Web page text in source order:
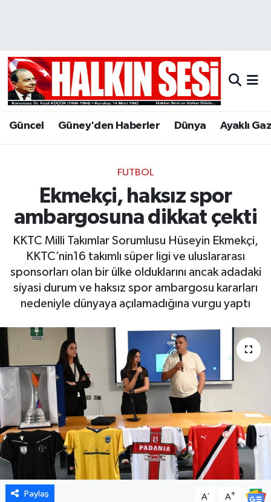
Güncel Güney'den Haberler Dünya Ayaklı
FUTBOL
Ekmekçi, haksız spor
ambargosuna dikkat çekti
KKTC Milli Takımlar Sorumlusu Hüseyin Ekmekçi,
KKTC’nin16 takımlı süper ligi ve uluslararası
sponsorları olan bir ülke olduklarını ancak adadaki
siyasi durum ve haksız spor ambargosu kararları
nedeniyle dünyaya açılamadığına vurgu yaptı
Paylaş A- A+
Hava Durumu
Trafik Durumu
Son Dakika Haberleri
Haber Arşivi